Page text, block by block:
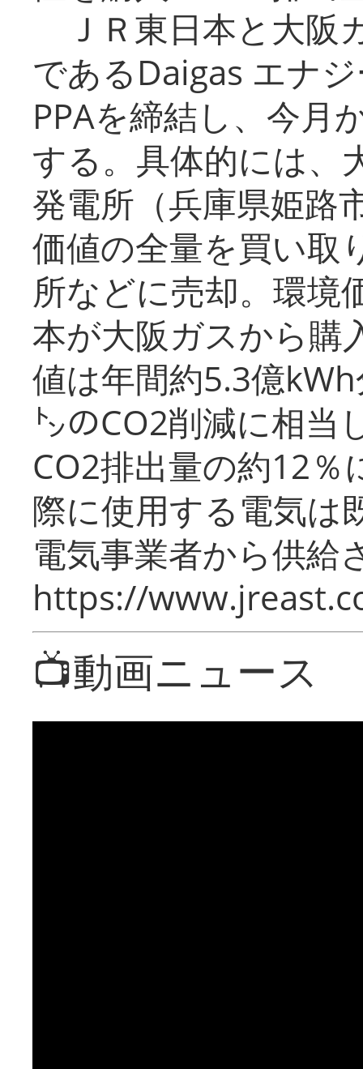
ＪＲ東日本と大阪
であるDaigas エナ
PPAを締結し、今月
する。具体的には、
発電所（兵庫県姫路
価値の全量を買い取
所などに売却。環境
本が大阪ガスから購
値は年間約5.3億
㌧のCO2削減に相当
CO2排出量の約12％
際に使用する電気は
電気事業者から供給
https://
📺動画ニュース